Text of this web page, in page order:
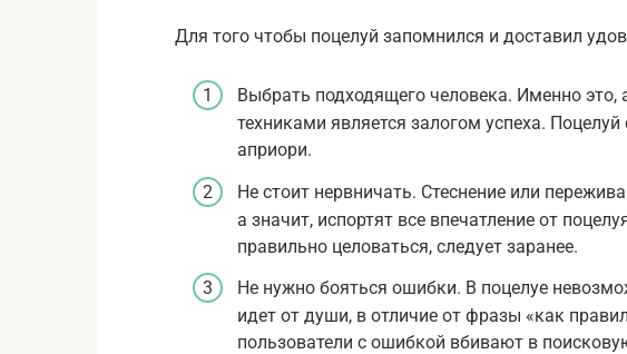
Для того чтобы поцелуй запомнился и доставил
Выбрать подходящего человека. Именно
техниками является залогом успеха.
априори.
Не стоит нервничать. Стеснение или
а значит, испортят все впечатление от
правильно целоваться, следует заранее.
Не нужно бояться ошибки. В поцелуе
идет от души, в отличие от фразы «как
пользователи с ошибкой вбивают в